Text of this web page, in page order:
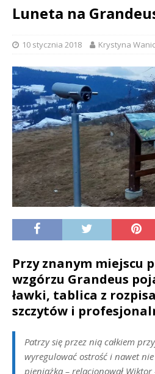
Luneta na
10 stycznia 2018 Krystyna
Przy znanym miejscu
wzgórzu Grandeus
ławki, tablica z
szczytów i
Patrzy się przez nią całkiem
wyregulować ostrość i nawet
pieniążka – relacjonował